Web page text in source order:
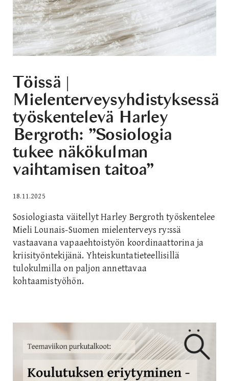
Töissä |
Mielenterveysyhdistyksessä
työskentelevä Harley
Bergroth: ”Sosiologia
tukee näkökulman
vaihtamisen taitoa”
18.11.2025
Sosiologiasta väitellyt Harley Bergroth työskentelee
Mieli Lounais-Suomen mielenterveys ry:ssä
vastaavana vapaaehtoistyön koordinaattorina ja
kriisityöntekijänä. Yhteiskuntatieteellisillä
tulokulmilla on paljon annettavaa
kohtaamistyöhön.